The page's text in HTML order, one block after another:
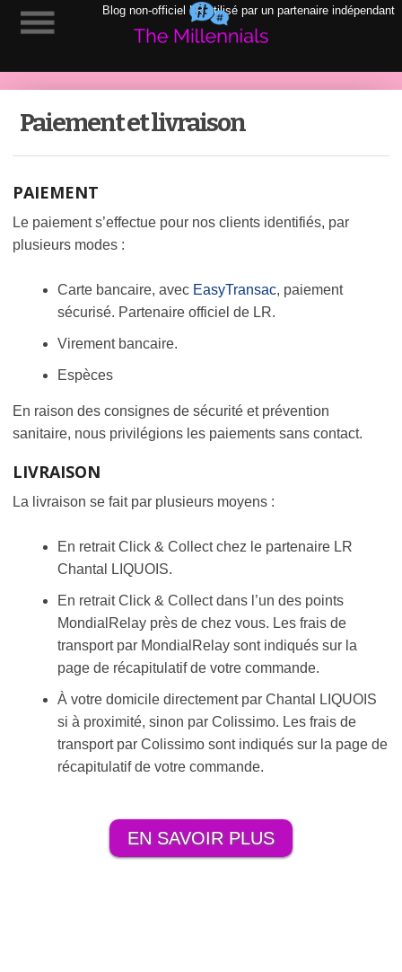
Blog non-officiel LR utilisé par un partenaire indépendant
Paiement et livraison
PAIEMENT
Le paiement s’effectue pour nos clients identifiés, par
plusieurs modes :
Carte bancaire, avec EasyTransac, paiement
sécurisé. Partenaire officiel de LR.
Virement bancaire.
Espèces
En raison des consignes de sécurité et prévention
sanitaire, nous privilégions les paiements sans contact.
LIVRAISON
La livraison se fait par plusieurs moyens :
En retrait Click & Collect chez le partenaire LR
Chantal LIQUOIS.
En retrait Click & Collect dans l’un des points
MondialRelay près de chez vous. Les frais de
transport par MondialRelay sont indiqués sur la
page de récapitulatif de votre commande.
À votre domicile directement par Chantal LIQUOIS
si à proximité, sinon par Colissimo. Les frais de
transport par Colissimo sont indiqués sur la page de
récapitulatif de votre commande.
EN SAVOIR PLUS